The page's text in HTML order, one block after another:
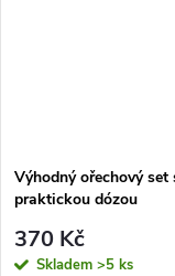
Výhodný ořechový set
praktickou dózou
370 Kč
Skladem >5 ks